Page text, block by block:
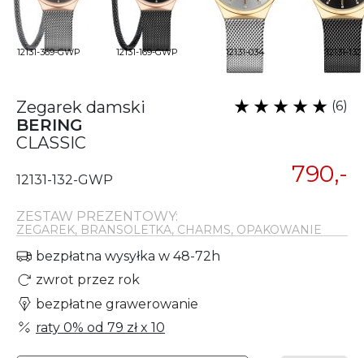
12131-369-GWP 12131-169-GWP 12131-034 12131-132
Zegarek damski
BERING
CLASSIC
(6)
12131-132-GWP 790,-
ZESTAW PREZENTOWY:
ZEGAREK, BRANSOLETKA, CHARMS, OPAKOWANIE
bezpłatna wysyłka w 48-72h
zwrot przez rok
bezpłatne grawerowanie
raty 0% od 79 złx 10